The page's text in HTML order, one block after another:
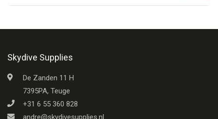
Skydive Supplies
De Zanden 11 H
7395PA, Teuge
+31 6 55 360 828
andre@skydivesupplies.nl